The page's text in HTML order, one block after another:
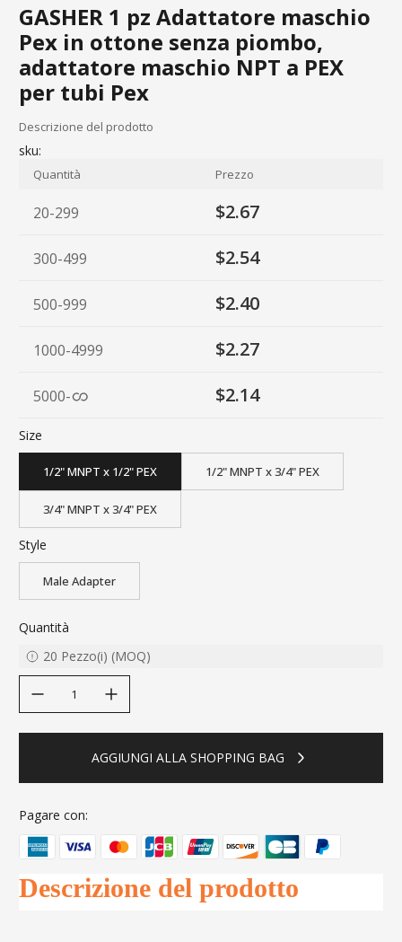
GASHER 1 pz Adattatore maschio
Pex in ottone senza piombo,
adattatore maschio NPT a PEX
per tubi Pex
Descrizione del prodotto
sku:
Quantità Prezzo
20-299 $2.67
300-499 $2.54
500-999 $2.40
1000-4999 $2.27
5000- $2.14
Size
1/2" MNPT x 1/2" PEX 1/2" MNPT x 3/4" PEX
3/4" MNPT x 3/4" PEX
Style
Male Adapter
Quantità
20 Pezzo(i) (MOQ)
AGGIUNGI ALLA SHOPPING BAG
Pagare con:
Descrizione del prodotto